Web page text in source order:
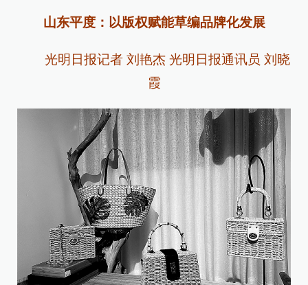
山东平度：以版权赋能草编品牌化发展
光明日报记者 刘艳杰 光明日报通讯员 刘晓
霞